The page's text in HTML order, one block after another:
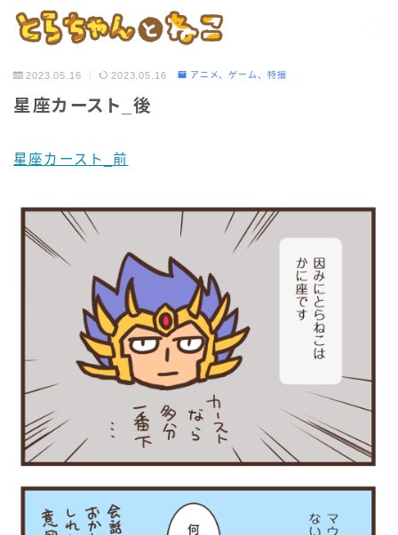
2023.05.16 2023.05.16 アニメ、ゲーム、特撮
星座カースト_後
星座カースト_前